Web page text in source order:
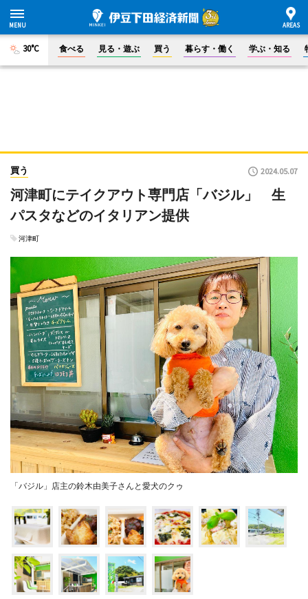
30°C 食べる 見る・遊ぶ 買う 暮らす・働く 学ぶ・知る
買う 2024.05.07
河津町にテイクアウト専門店「バジル」 生
パスタなどのイタリアン提供
河津町
「バジル」店主の鈴木由美子さんと愛犬のクゥ